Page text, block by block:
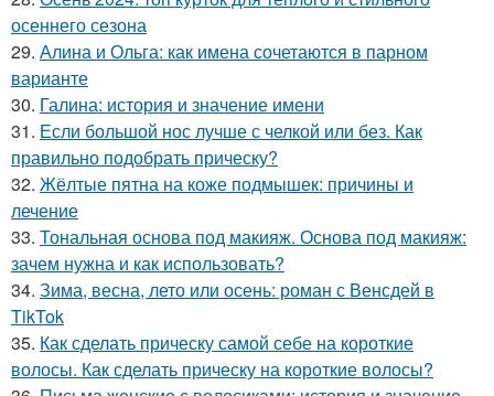
осеннего сезона
29. Алина и Ольга: как имена сочетаются в парном
варианте
30. Галина: история и значение имени
31. Если большой нос лучше с челкой или без. Как
правильно подобрать прическу?
32. Жёлтые пятна на коже подмышек: причины и
лечение
33. Тональная основа под макияж. Основа под макияж:
зачем нужна и как использовать?
34. Зима, весна, лето или осень: роман с Венсдей в
TikTok
35. Как сделать прическу самой себе на короткие
волосы. Как сделать прическу на короткие волосы?